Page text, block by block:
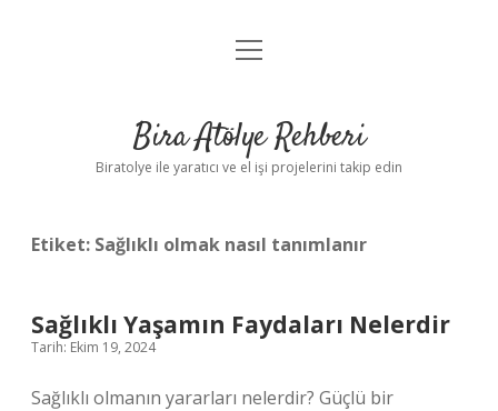
Anasayfa
Yasal Uyarı
menüyü
Bira Atölye Rehberi
Biratolye ile yaratıcı ve el işi projelerini takip edin
Etiket: Sağlıklı olmak nasıl tanımlanır
Sağlıklı Yaşamın Faydaları Nelerdir
Tarih: Ekim 19, 2024
Sağlıklı olmanın yararları nelerdir? Güçlü bir